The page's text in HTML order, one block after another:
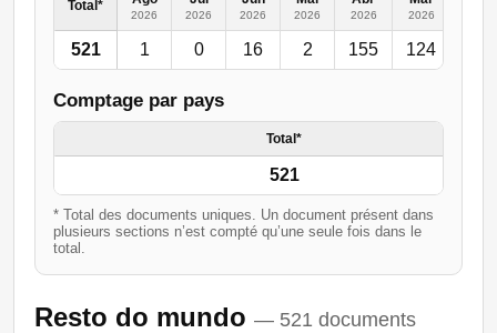
Total*
2026 2026 2026 2026 2026 2026
521 1 0 16 2 155 124
Comptage par pays
Total*
521
* Total des documents uniques. Un document présent dans
plusieurs sections n’est compté qu’une seule fois dans le
total.
Resto do mundo — 521 documents